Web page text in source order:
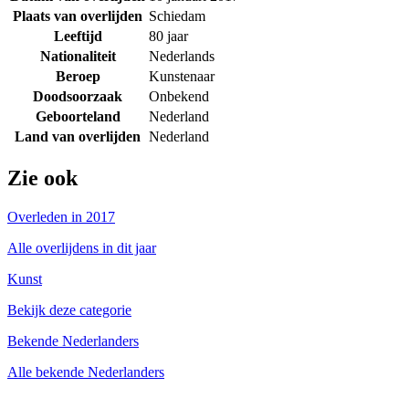
Plaats van overlijden Schiedam
Leeftijd
80 jaar
Nationaliteit
Nederlands
Beroep
Kunstenaar
Doodsoorzaak
Onbekend
Geboorteland
Nederland
Land van overlijden Nederland
Zie ook
Overleden in 2017
Alle overlijdens in dit jaar
Kunst
Bekijk deze categorie
Bekende Nederlanders
Alle bekende Nederlanders